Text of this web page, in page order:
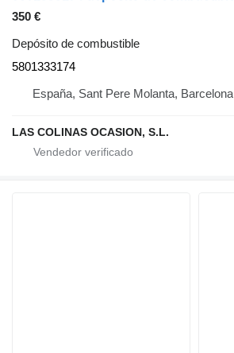
350 €
Depósito de combustible
5801333174
España, Sant Pere Molanta, Barcelona
LAS COLINAS OCASION, S.L.